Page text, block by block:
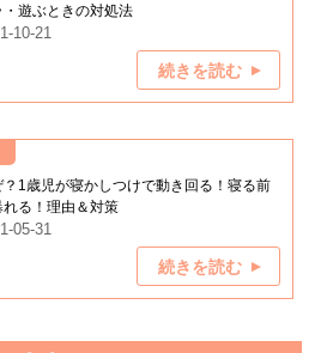
・遊ぶときの対処法
10-21
続きを読む
？1歳児が寝かしつけで動き回る！寝る前
れる！理由＆対策
05-31
続きを読む